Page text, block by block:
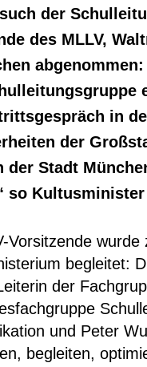
der
des MLLV,
in
der
der Stadt
so
Vorsitzende
begleitet:
der
und Peter
begleiten,